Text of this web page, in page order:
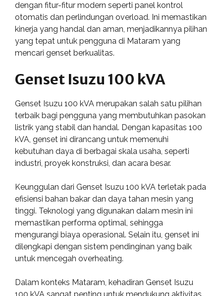
dengan fitur-fitur modern seperti panel kontrol
otomatis dan perlindungan overload. Ini memastikan
kinerja yang handal dan aman, menjadikannya pilihan
yang tepat untuk pengguna di Mataram yang
mencari genset berkualitas.
Genset Isuzu 100 kVA
Genset Isuzu 100 kVA merupakan salah satu pilihan
terbaik bagi pengguna yang membutuhkan pasokan
listrik yang stabil dan handal. Dengan kapasitas 100
kVA, genset ini dirancang untuk memenuhi
kebutuhan daya di berbagai skala usaha, seperti
industri, proyek konstruksi, dan acara besar.
Keunggulan dari Genset Isuzu 100 kVA terletak pada
efisiensi bahan bakar dan daya tahan mesin yang
tinggi. Teknologi yang digunakan dalam mesin ini
memastikan performa optimal, sehingga
mengurangi biaya operasional. Selain itu, genset ini
dilengkapi dengan sistem pendinginan yang baik
untuk mencegah overheating.
Dalam konteks Mataram, kehadiran Genset Isuzu